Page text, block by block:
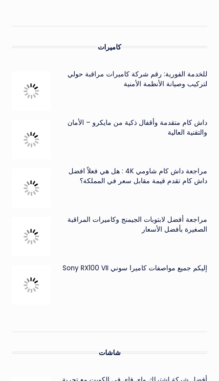
كاميرات
للخدمة الفورية: رقم شركة كاميرات مراقبة حولي
لتركيب وصيانة الأنظمة الأمنية
داش كام متقدمة وأقفال ذكية من مايكرو – الأمان
والتقنية العالية
مراجعة داش كام شاومي 4K : هل هي فعلاً افضل
داش كام تقدم قيمة مقابل سعر في المملكة؟
مراجعة أفضل لابتوبات الجيمنج وكاميرات المراقبة
الصغيرة بأفضل الأسعار
إليكم جميع مواصفات كاميرا سوني Sony RX100 VII
شاشات